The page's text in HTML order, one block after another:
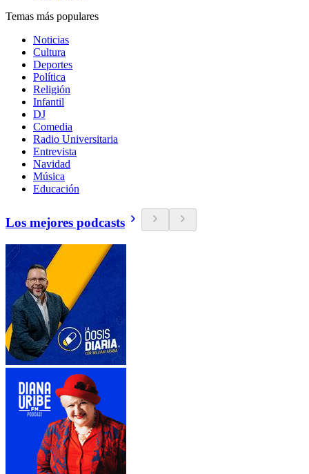
Temas más populares
Noticias
Cultura
Deportes
Política
Religión
Infantil
DJ
Comedia
Radio Universitaria
Entrevista
Navidad
Música
Educación
Los mejores podcasts